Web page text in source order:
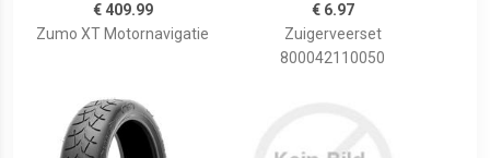
€ 409.99
Zumo XT Motornavigatie
€ 6.97
Zuigerveerset
800042110050